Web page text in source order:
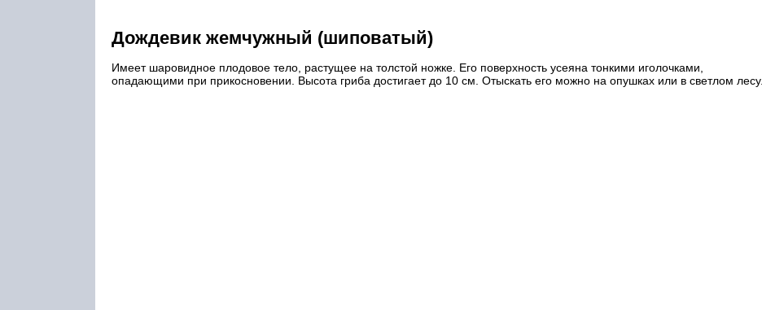
Дождевик жемчужный (шиповатый)
Имеет шаровидное плодовое тело, растущее на толстой ножке. Его поверхность усеяна тонкими иголочками,
опадающими при прикосновении. Высота гриба достигает до 10 см. Отыскать его можно на опушках или в светлом лесу.